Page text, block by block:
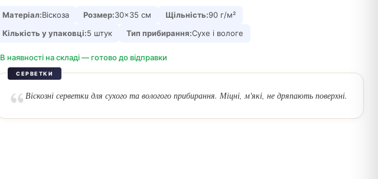
Матеріал:Віскоза Розмер:30×35 см Щільність:90 г/м²
Кількість у упаковці:5 штук Тип прибирання:Сухе і вологе
В наявності на складі — готово до відправки
СЕРВЕТКИ
Віскозні серветки для сухого та вологого прибирання. Міцні, м'які, не дряпають поверхні.